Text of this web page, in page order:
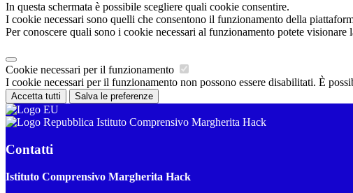
In questa schermata è possibile scegliere quali cookie consentire.
I cookie necessari sono quelli che consentono il funzionamento della
Per conoscere quali sono i cookie necessari al funzionamento potete visionare
Cookie necessari per il funzionamento
I cookie necessari per il funzionamento non possono essere disabilitati. È
Accetta tutti Salva le preferenze
Istituto Comprensivo Margherita Hack
Contatti
Istituto Comprensivo Margherita Hack